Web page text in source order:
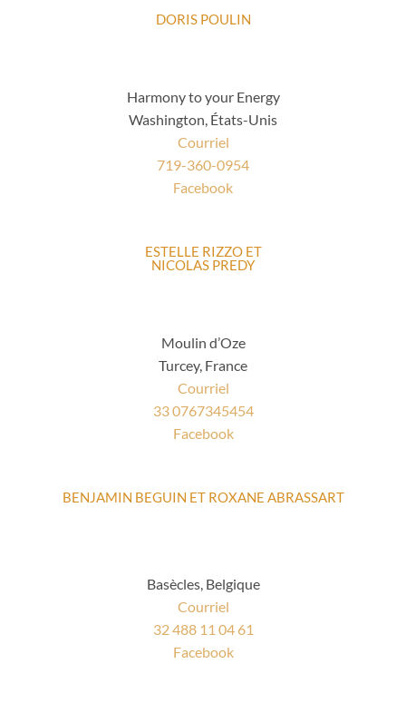
DORIS POULIN
Harmony to your Energy
Washington, États-Unis
Courriel
719-360-0954
Facebook
ESTELLE RIZZO ET
NICOLAS PREDY
Moulin d’Oze
Turcey, France
Courriel
33 0767345454
Facebook
BENJAMIN BEGUIN ET ROXANE ABRASSART
Basècles, Belgique
Courriel
32 488 11 04 61
Facebook